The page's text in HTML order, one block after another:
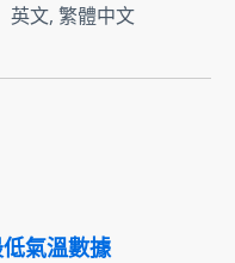
英文, 繁體中文
氣溫數據